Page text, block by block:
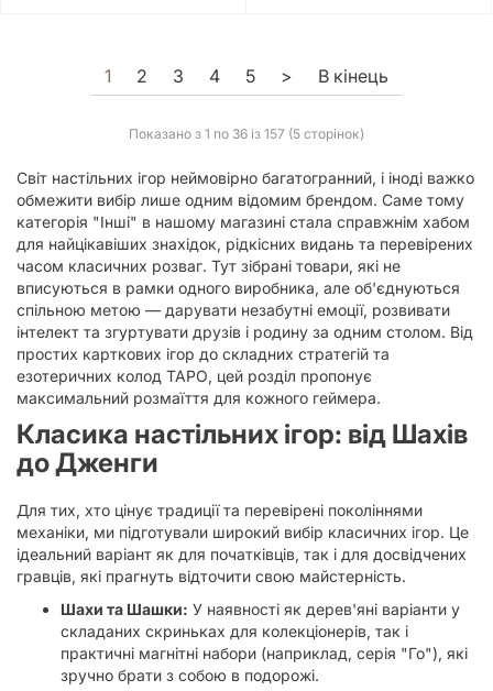
1 2 3 4 5 > В кінець
Показано з 1 по 36 із 157 (5 сторінок)
Світ настільних ігор неймовірно багатогранний, і іноді важко
обмежити вибір лише одним відомим брендом. Саме тому
категорія "Інші" в нашому магазині стала справжнім хабом
для найцікавіших знахідок, рідкісних видань та перевірених
часом класичних розваг. Тут зібрані товари, які не
вписуються в рамки одного виробника, але об'єднуються
спільною метою — дарувати незабутні емоції, розвивати
інтелект та згуртувати друзів і родину за одним столом. Від
простих карткових ігор до складних стратегій та
езотеричних колод ТАРО, цей розділ пропонує
максимальний розмаїття для кожного геймера.
Класика настільних ігор: від Шахів
до Дженги
Для тих, хто цінує традиції та перевірені поколіннями
механіки, ми підготували широкий вибір класичних ігор. Це
ідеальний варіант як для початківців, так і для досвідчених
гравців, які прагнуть відточити свою майстерність.
Шахи та Шашки: У наявності як дерев'яні варіанти у
складаних скриньках для колекціонерів, так і
практичні магнітні набори (наприклад, серія "Го"), які
зручно брати з собою в подорожі.